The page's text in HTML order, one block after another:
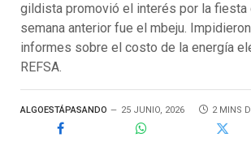
gildista promovió el interés por la fiesta
semana anterior fue el mbeju.
informes sobre el costo de la energía
REFSA.
ALGOESTÁPASANDO 25 JUNIO, 2026 2 MINS